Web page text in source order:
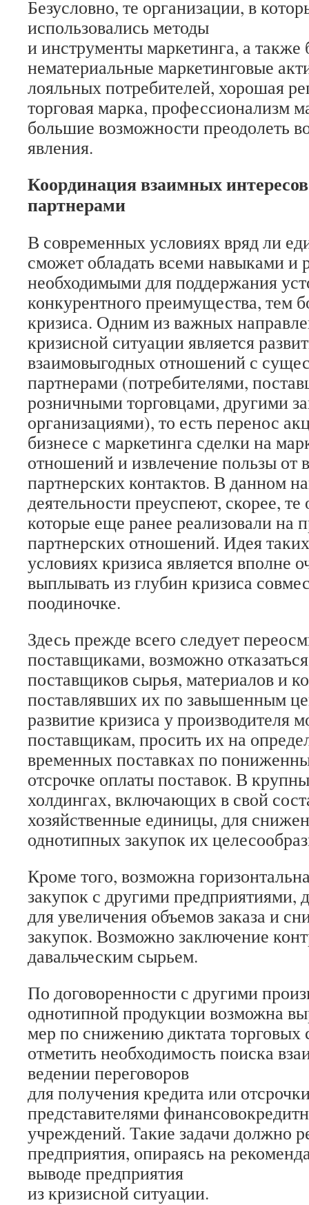
Безусловно, те организации, в
использовались методы
и инструменты маркетинга, а
нематериальные маркетинговые
лояльных потребителей, хорошая
торговая марка, профессионализм
большие возможности преодолеть
явления.
Координация взаимных
партнерами
В современных условиях вряд ли
сможет обладать всеми навыками и
необходимыми для поддержания
конкурентного преимущества, тем
кризиса. Одним из важных
кризисной ситуации является
взаимовыгодных отношений с
партнерами (потребителями,
розничными торговцами, другими
организациями), то есть перенос
бизнесе с маркетинга сделки на
отношений и извлечение пользы от
партнерских контактов. В данном
деятельности преуспеют, скорее, те
которые еще ранее реализовали на
партнерских отношений. Идея
условиях кризиса является вполне
выплывать из глубин кризиса
поодиночке.
Здесь прежде всего следует
поставщиками, возможно
поставщиков сырья, материалов и
поставлявших их по завышенным
развитие кризиса у производителя
поставщикам, просить их на
временных поставках по
отсрочке оплаты поставок. В
холдингах, включающих в свой
хозяйственные единицы, для
однотипных закупок их
Кроме того, возможна
закупок с другими предприятиями,
для увеличения объемов заказа и
закупок. Возможно заключение
давальческим сырьем.
По договоренности с другими
однотипной продукции возмож­на
мер по снижению диктата торговых
отметить необходимость поиска
ведении переговоров
для получения кредита или
представителями
учреждений. Такие задачи должно
предприятия, опираясь на
выводе предприятия
из кризисной ситуации.